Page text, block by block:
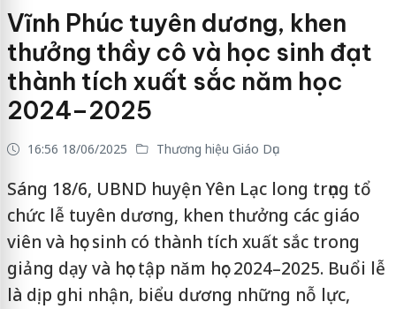
Vĩnh Phúc tuyên dương, khen
thưởng thầy cô và học sinh đạt
thành tích xuất sắc năm học
2024–2025
16:56 18/06/2025 Thương hiệu Giáo Dục
Sáng 18/6, UBND huyện Yên Lạc long trọng tổ
chức lễ tuyên dương, khen thưởng các giáo
viên và học sinh có thành tích xuất sắc trong
giảng dạy và học tập năm học 2024–2025. Buổi lễ
là dịp ghi nhận, biểu dương những nỗ lực,